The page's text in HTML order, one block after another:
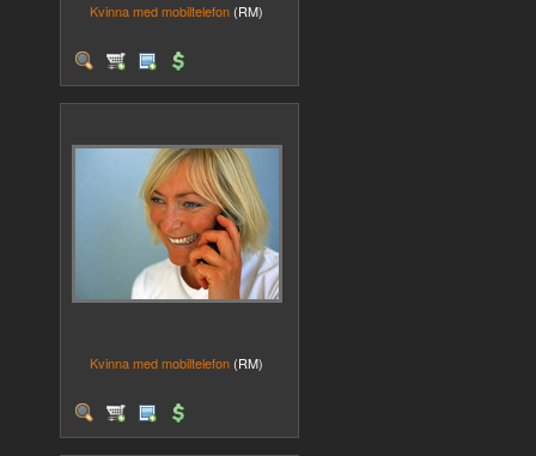
Kvinna med mobiltelefon (RM)
Kvinna med mobiltelefon (RM)